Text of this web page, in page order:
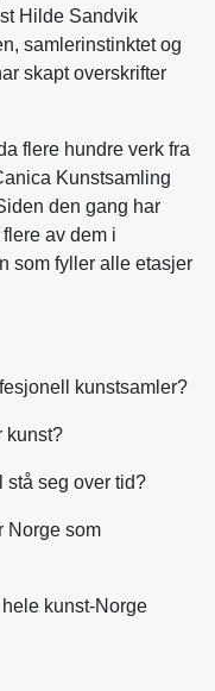
Hilde Sandvik
samlerinstinktet og
skapt overskrifter
flere hundre verk fra
Kunstsamling
den gang har
av dem i
som fyller alle etasjer
kunstsamler?
kunst?
stå seg over tid?
Norge som
kunst-Norge